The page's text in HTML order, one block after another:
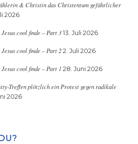
& Christin das Christentum gefährlicher
2026
cool finde – Part 3 13. Juli 2026
cool finde – Part 2 2. Juli 2026
cool finde – Part 1 28. Juni 2026
Treffen plötzlich ein Protest gegen radikale
2026